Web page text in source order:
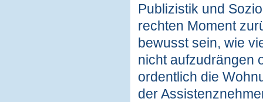
Publizistik und
rechten Moment
bewusst sein, wie
nicht aufzudrängen
ordentlich die
der